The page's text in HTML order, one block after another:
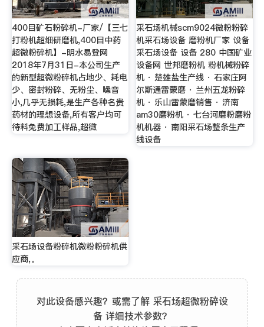
400目矿石粉碎机-厂家/【三七
打粉机超细研磨机,400目中药
超微粉碎机】-明水易登网
2018年7月31日-本公司生产
的新型超微粉碎机占地少、耗电
少、密封粉碎、无粉尘、噪音
小,几乎无损耗,是生产各种名贵
药材的理想设备,所有客户均可
待料免费加工样品,超微
采石场机械scm9024微粉粉碎
机采石场设备 磨粉机厂家 设备
采石场设备 设备 280 中国矿业
设备网 世邦磨粉机 粉机械粉碎
机 · 楚雄盐生产线 · 石家庄阿
尔斯通雷蒙磨 · 兰州五龙粉碎
机 · 乐山雷蒙磨销售 · 济南
am30磨粉机 · 七台河磨粉磨粉
机机器 · 南阳采石场整条生产
线设备
采石场设备粉碎机微粉粉碎机供
应商,。
对此设备感兴趣？或需了解 采石场超微粉碎设
备 详细技术参数？